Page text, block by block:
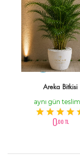
Areka Bitkisi
aynı gün
0,00 TL